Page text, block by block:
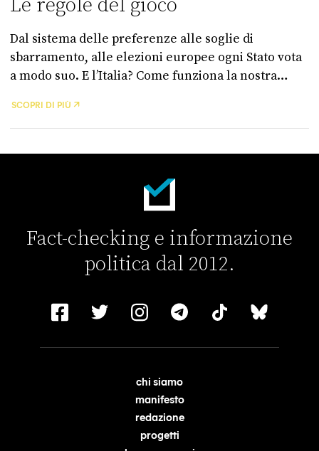
Le regole del gioco
Dal sistema delle preferenze alle soglie di
sbarramento, alle elezioni europee ogni Stato vota
a modo suo. E l’Italia? Come funziona la nostra
manderemo al Parlamento europeo?
SCOPRI DI PIÙ
Fact-checking e informazione
politica dal 2012.
chi siamo
manifesto
redazione
progetti